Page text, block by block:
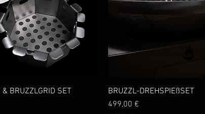
BRUZZLGRID SET
Schnellansicht
BRUZZL-DREHSPIEßSET
Preis
499,00 €